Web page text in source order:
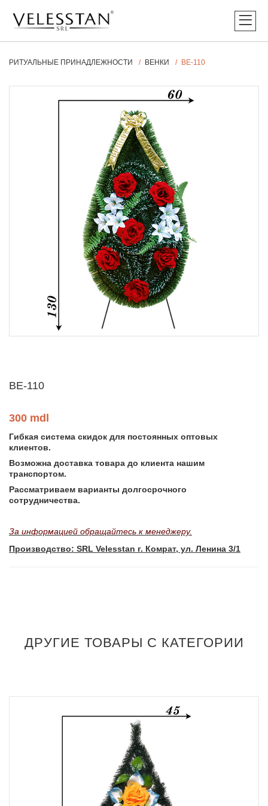
РИТУАЛЬНЫЕ ПРИНАДЛЕЖНОСТИ ВЕНКИ ВЕ-110
ВЕ-110
300 mdl
Гибкая система скидок для постоянных оптовых
клиентов.
Возможна доставка товара до клиента нашим
транспортом.
Рассматриваем варианты долгосрочного
сотрудничества.
За информацией обращайтесь к менеджеру.
Производство: SRL Velesstan г. Комрат, ул. Ленина 3/1
ДРУГИЕ ТОВАРЫ С КАТЕГОРИИ